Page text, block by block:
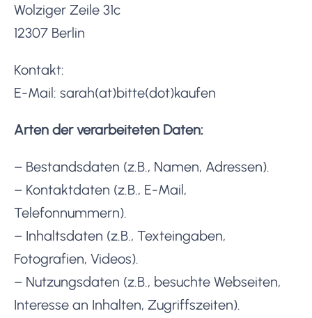
Wolziger Zeile 31c
12307 Berlin
Kontakt:
E-Mail: sarah(at)bitte(dot)kaufen
Arten der verarbeiteten Daten:
– Bestandsdaten (z.B., Namen, Adressen).
– Kontaktdaten (z.B., E-Mail,
Telefonnummern).
– Inhaltsdaten (z.B., Texteingaben,
Fotografien, Videos).
– Nutzungsdaten (z.B., besuchte Webseiten,
Interesse an Inhalten, Zugriffszeiten).